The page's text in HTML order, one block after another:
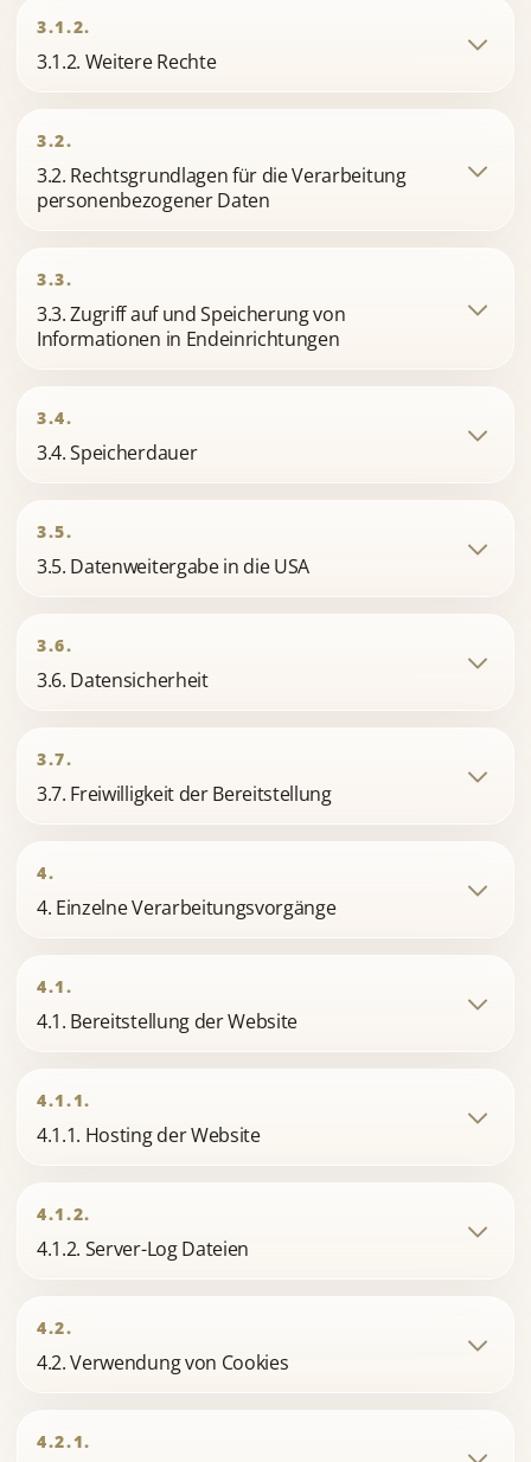
3.1.2.
3.1.2. Weitere Rechte
3.2.
3.2. Rechtsgrundlagen für die Verarbeitung
personenbezogener Daten
3.3.
3.3. Zugriff auf und Speicherung von
Informationen in Endeinrichtungen
3.4.
3.4. Speicherdauer
3.5.
3.5. Datenweitergabe in die USA
3.6.
3.6. Datensicherheit
3.7.
3.7. Freiwilligkeit der Bereitstellung
4.
4. Einzelne Verarbeitungsvorgänge
4.1.
4.1. Bereitstellung der Website
4.1.1.
4.1.1. Hosting der Website
4.1.2.
4.1.2. Server-Log Dateien
4.2.
4.2. Verwendung von Cookies
4.2.1.